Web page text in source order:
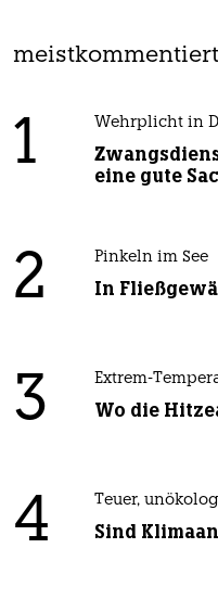
meistkommentiert
1 Wehrplicht in
eine gute
2 Pinkeln im See
In
3 Extrem-
Wo die
4 Teuer,
Sind